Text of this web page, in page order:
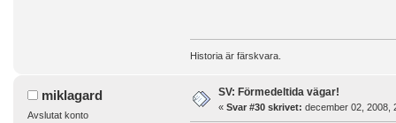
Historia är färskvara.
miklagard
Avslutat konto
SV: Förmedeltida vägar!
« Svar #30 skrivet: december 02, 2008,